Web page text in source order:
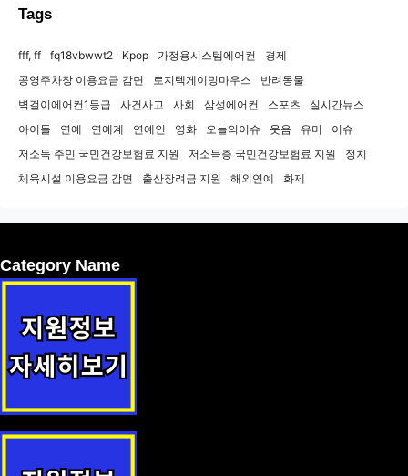
Tags
fff, ff fq18vbwwt2 Kpop 가정용시스템에어컨
경제
공영주차장 이용요금 감면
로지텍게이밍마우스
반려동물
벽걸이에어컨1등급
사건사고 사회 삼성에어컨 스포츠
실시간뉴스
아이돌
연예 연예계 연예인 영화 오늘의이슈 웃음 유머
이슈
저소득 주민 국민건강보험료 지원
저소득층 국민건강보험료 지원
정치
체육시설 이용요금 감면
출산장려금 지원 해외연예 화제
Category Name